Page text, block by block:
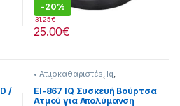
-20%
25.00€
31.25€
/
• Ατμοκαθαριστέs Iq
Σκούπισμα & Καθάρισμα
EI-867 IQ Συσκευή Βούρτσα
Ατμού για Απολύμανση